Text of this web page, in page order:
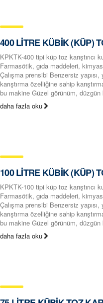
400 LİTRE KÜBİK (KÜP)
KPKTK-400 tipi küp toz karıştırıcı
Farmasötik, gıda maddeleri,
Çalışma prensibi Benzersiz
karıştırma özelliğine sahip
bu makine Güzel görünüm, düzgün
daha fazla oku
100 LİTRE KÜBİK (KÜP)
KPKTK-100 tipi küp toz karıştırıcı
Farmasötik, gıda maddeleri,
Çalışma prensibi Benzersiz
karıştırma özelliğine sahip
bu makine Güzel görünüm, düzgün
daha fazla oku